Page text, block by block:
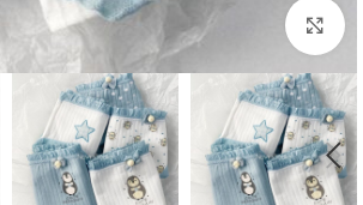
بزرگنمایی تصویر